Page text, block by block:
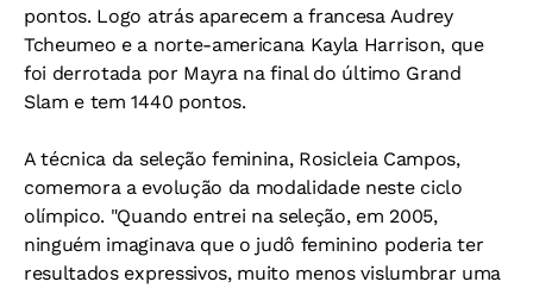
pontos. Logo atrás aparecem a francesa Audrey
Tcheumeo e a norte-americana Kayla Harrison, que
foi derrotada por Mayra na final do último Grand
Slam e tem 1440 pontos.
A técnica da seleção feminina, Rosicleia Campos,
comemora a evolução da modalidade neste ciclo
olímpico. "Quando entrei na seleção, em 2005,
ninguém imaginava que o judô feminino poderia ter
resultados expressivos, muito menos vislumbrar uma